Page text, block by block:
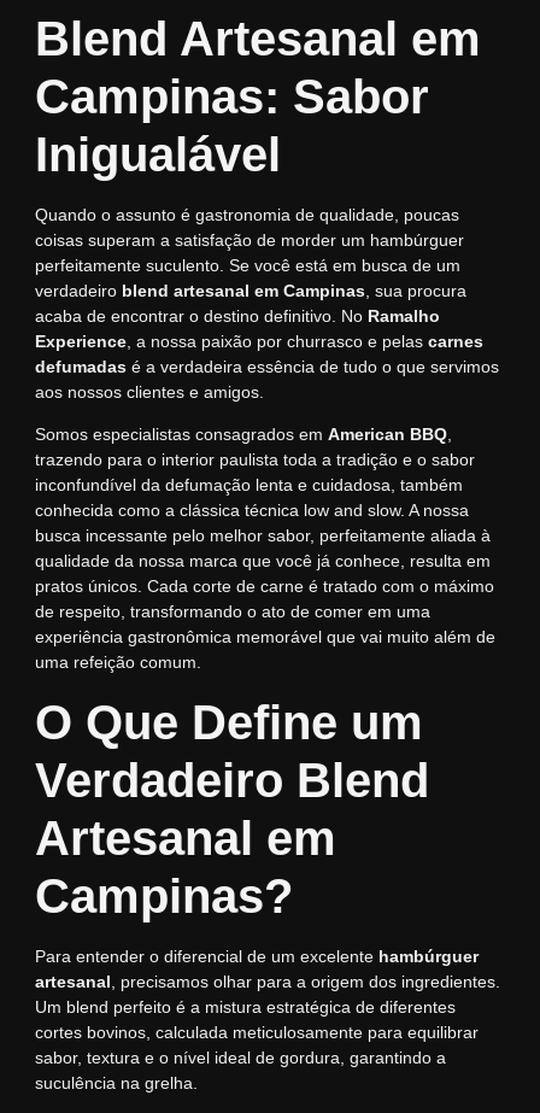
Blend Artesanal em
Campinas: Sabor
Inigualável
Quando o assunto é gastronomia de qualidade, poucas
coisas superam a satisfação de morder um hambúrguer
perfeitamente suculento. Se você está em busca de um
verdadeiro blend artesanal em Campinas, sua procura
acaba de encontrar o destino definitivo. No Ramalho
Experience, a nossa paixão por churrasco e pelas carnes
defumadasé a verdadeira essência de tudo o que servimos
aos nossos clientes e amigos.
Somos especialistas consagrados em American BBQ,
trazendo para o interior paulista toda a tradição e o sabor
inconfundível da defumação lenta e cuidadosa, também
conhecida como a clássica técnica low and slow. A nossa
busca incessante pelo melhor sabor, perfeitamente aliada à
qualidade da nossa marca que você já conhece, resulta em
pratos únicos. Cada corte de carne é tratado com o máximo
de respeito, transformando o ato de comer em uma
experiência gastronômica memorável que vai muito além de
uma refeição comum.
O Que Define um
Verdadeiro Blend
Artesanal em
Campinas?
Para entender o diferencial de um excelente hambúrguer
artesanal , precisamos olhar para a origem dos ingredientes.
Um blend perfeito é a mistura estratégica de diferentes
cortes bovinos, calculada meticulosamente para equilibrar
sabor, textura e o nível ideal de gordura, garantindo a
suculência na grelha.